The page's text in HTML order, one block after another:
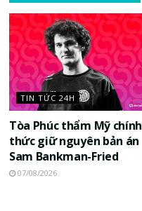
TIN TỨC 24H
Tòa Phúc thẩm Mỹ chính
thức giữ nguyên bản án
Sam Bankman-Fried
07/08/2026